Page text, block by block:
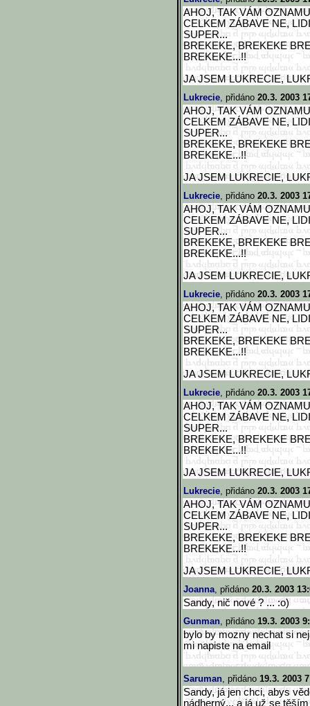
AHOJ, TAK VÁM
CELKEM ZÁBAVE NE,
SUPER...
BREKEKE, BREKEKE
BREKEKE...!!
JA JSEM LUKRECIE,
Lukrecie, přidáno 20.3. 2003
AHOJ, TAK VÁM
CELKEM ZÁBAVE NE,
SUPER...
BREKEKE, BREKEKE
BREKEKE...!!
JA JSEM LUKRECIE,
Lukrecie, přidáno 20.3. 2003
AHOJ, TAK VÁM
CELKEM ZÁBAVE NE,
SUPER...
BREKEKE, BREKEKE
BREKEKE...!!
JA JSEM LUKRECIE,
Lukrecie, přidáno 20.3. 2003
AHOJ, TAK VÁM
CELKEM ZÁBAVE NE,
SUPER...
BREKEKE, BREKEKE
BREKEKE...!!
JA JSEM LUKRECIE,
Lukrecie, přidáno 20.3. 2003
AHOJ, TAK VÁM
CELKEM ZÁBAVE NE,
SUPER...
BREKEKE, BREKEKE
BREKEKE...!!
JA JSEM LUKRECIE,
Lukrecie, přidáno 20.3. 2003
AHOJ, TAK VÁM
CELKEM ZÁBAVE NE,
SUPER...
BREKEKE, BREKEKE
BREKEKE...!!
JA JSEM LUKRECIE,
Joanna, přidáno 20.3. 2003
Sandy, nič nové ? ... :o)
Gunman, přidáno 19.3. 2003
bylo by mozny nechat si
mi napiste na email
Saruman, přidáno 19.3. 2003
Sandy, já jen chci, abys
nádherný... a já už se